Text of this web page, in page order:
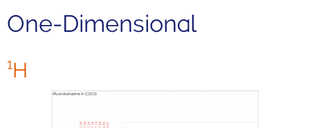
One-Dimensional
¹H